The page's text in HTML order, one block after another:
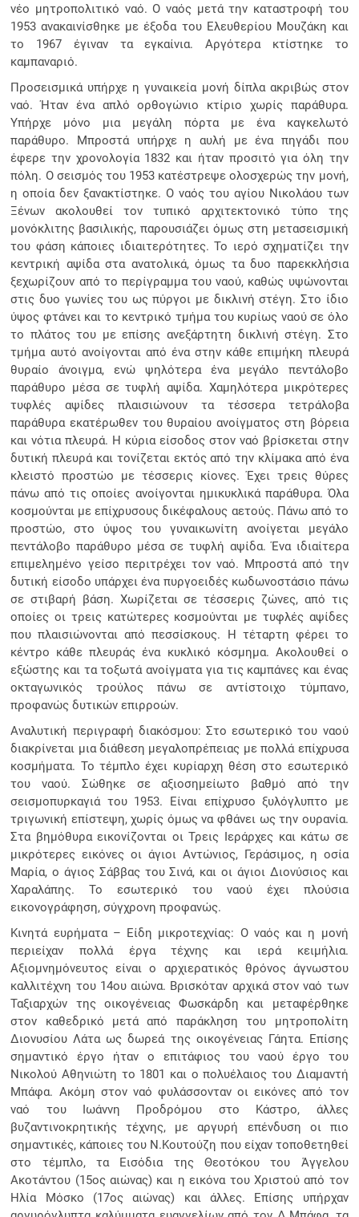
νέο μητροπολιτικό ναό. Ο ναός μετά την καταστροφή του
1953 ανακαινίσθηκε με έξοδα του Ελευθερίου Μουζάκη και
το 1967 έγιναν τα εγκαίνια. Αργότερα κτίστηκε το
καμπαναριό.
Προσεισμικά υπήρχε η γυναικεία μονή δίπλα ακριβώς στον
ναό. Ήταν ένα απλό ορθογώνιο κτίριο χωρίς παράθυρα.
Υπήρχε μόνο μια μεγάλη πόρτα με ένα καγκελωτό
παράθυρο. Μπροστά υπήρχε η αυλή με ένα πηγάδι που
έφερε την χρονολογία 1832 και ήταν προσιτό για όλη την
πόλη. Ο σεισμός του 1953 κατέστρεψε ολοσχερώς την μονή,
η οποία δεν ξανακτίστηκε. Ο ναός του αγίου Νικολάου των
Ξένων ακολουθεί τον τυπικό αρχιτεκτονικό τύπο της
μονόκλιτης βασιλικής, παρουσιάζει όμως στη μετασεισμική
του φάση κάποιες ιδιαιτερότητες. Το ιερό σχηματίζει την
κεντρική αψίδα στα ανατολικά, όμως τα δυο παρεκκλήσια
ξεχωρίζουν από το περίγραμμα του ναού, καθώς υψώνονται
στις δυο γωνίες του ως πύργοι με δικλινή στέγη. Στο ίδιο
ύψος φτάνει και το κεντρικό τμήμα του κυρίως ναού σε όλο
το πλάτος του με επίσης ανεξάρτητη δικλινή στέγη. Στο
τμήμα αυτό ανοίγονται από ένα στην κάθε επιμήκη πλευρά
θυραίο άνοιγμα, ενώ ψηλότερα ένα μεγάλο πεντάλοβο
παράθυρο μέσα σε τυφλή αψίδα. Χαμηλότερα μικρότερες
τυφλές αψίδες πλαισιώνουν τα τέσσερα τετράλοβα
παράθυρα εκατέρωθεν του θυραίου ανοίγματος στη βόρεια
και νότια πλευρά. Η κύρια είσοδος στον ναό βρίσκεται στην
δυτική πλευρά και τονίζεται εκτός από την κλίμακα από ένα
κλειστό προστώο με τέσσερις κίονες. Έχει τρεις θύρες
πάνω από τις οποίες ανοίγονται ημικυκλικά παράθυρα. Όλα
κοσμούνται με επίχρυσους δικέφαλους αετούς. Πάνω από το
προστώο, στο ύψος του γυναικωνίτη ανοίγεται μεγάλο
πεντάλοβο παράθυρο μέσα σε τυφλή αψίδα. Ένα ιδιαίτερα
επιμελημένο γείσο περιτρέχει τον ναό. Μπροστά από την
δυτική είσοδο υπάρχει ένα πυργοειδές κωδωνοστάσιο πάνω
σε στιβαρή βάση. Χωρίζεται σε τέσσερις ζώνες, από τις
οποίες οι τρεις κατώτερες κοσμούνται με τυφλές αψίδες
που πλαισιώνονται από πεσσίσκους. Η τέταρτη φέρει το
κέντρο κάθε πλευράς ένα κυκλικό κόσμημα. Ακολουθεί ο
εξώστης και τα τοξωτά ανοίγματα για τις καμπάνες και ένας
οκταγωνικός τρούλος πάνω σε αντίστοιχο τύμπανο,
προφανώς δυτικών επιρροών.
Αναλυτική περιγραφή διακόσμου: Στο εσωτερικό του ναού
διακρίνεται μια διάθεση μεγαλοπρέπειας με πολλά επίχρυσα
κοσμήματα. Το τέμπλο έχει κυρίαρχη θέση στο εσωτερικό
του ναού. Σώθηκε σε αξιοσημείωτο βαθμό από την
σεισμοπυρκαγιά του 1953. Είναι επίχρυσο ξυλόγλυπτο με
τριγωνική επίστεψη, χωρίς όμως να φθάνει ως την ουρανία.
Στα βημόθυρα εικονίζονται οι Τρεις Ιεράρχες και κάτω σε
μικρότερες εικόνες οι άγιοι Αντώνιος, Γεράσιμος, η οσία
Μαρία, ο άγιος Σάββας του Σινά, και οι άγιοι Διονύσιος και
Χαραλάπης. Το εσωτερικό του ναού έχει πλούσια
εικονογράφηση, σύγχρονη προφανώς.
Κινητά ευρήματα – Είδη μικροτεχνίας: Ο ναός και η μονή
περιείχαν πολλά έργα τέχνης και ιερά κειμήλια.
Αξιομνημόνευτος είναι ο αρχιερατικός θρόνος άγνωστου
καλλιτέχνη του 14ου αιώνα. Βρισκόταν αρχικά στον ναό των
Ταξιαρχών της οικογένειας Φωσκάρδη και μεταφέρθηκε
στον καθεδρικό μετά από παράκληση του μητροπολίτη
Διονυσίου Λάτα ως δωρεά της οικογένειας Γάητα. Επίσης
σημαντικό έργο ήταν ο επιτάφιος του ναού έργο του
Νικολού Αθηνιώτη το 1801 και ο πολυέλαιος του Διαμαντή
Μπάφα. Ακόμη στον ναό φυλάσσονταν οι εικόνες από τον
ναό του Ιωάννη Προδρόμου στο Κάστρο, άλλες
βυζαντινοκρητικής τέχνης, με αργυρή επένδυση οι πιο
σημαντικές, κάποιες του Ν.Κουτούζη που είχαν τοποθετηθεί
στο τέμπλο, τα Εισόδια της Θεοτόκου του Άγγελου
Ακοτάντου (15ος αιώνας) και η εικόνα του Χριστού από τον
Ηλία Μόσκο (17ος αιώνας) και άλλες. Επίσης υπήρχαν